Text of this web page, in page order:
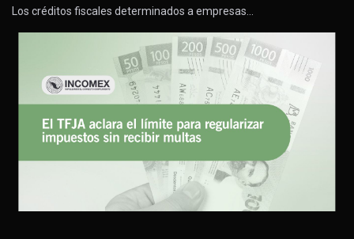
Los créditos fiscales determinados a empresas…